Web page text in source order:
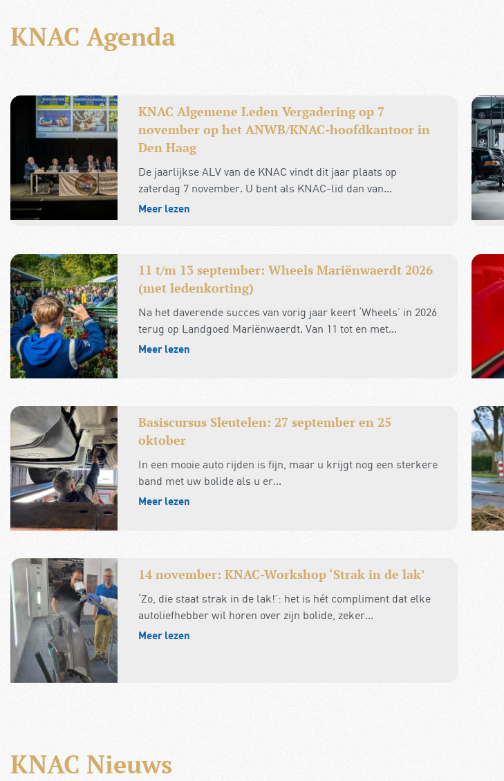
KNAC Agenda
KNAC Algemene Leden Vergadering op 7
november op het ANWB/KNAC-hoofdkantoor in
Den Haag
De jaarlijkse ALV van de KNAC vindt dit jaar plaats op
zaterdag 7 november. U bent als KNAC-lid dan van...
Meer lezen
11 t/m 13 september: Wheels Mariënwaerdt 2026
(met ledenkorting)
Na het daverende succes van vorig jaar keert ‘Wheels’ in 2026
terug op Landgoed Mariënwaerdt. Van 11 tot en met...
Meer lezen
Basiscursus Sleutelen: 27 september en 25
oktober
In een mooie auto rijden is fijn, maar u krijgt nog een sterkere
band met uw bolide als u er...
Meer lezen
14 november: KNAC-Workshop ‘Strak in de lak’
‘Zo, die staat strak in de lak!’: het is hét compliment dat elke
autoliefhebber wil horen over zijn bolide, zeker...
Meer lezen
KNAC Nieuws